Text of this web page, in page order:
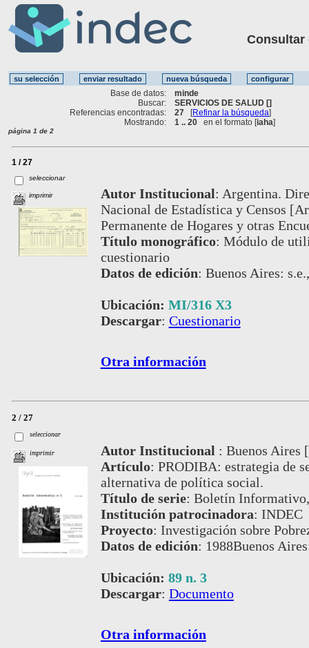
Consultar
Base de datos:
minde
Buscar:
SERVICIOS DE SALUD []
Referencias encontradas:
27 [Refinar la búsqueda]
Mostrando:
1 .. 20 en el formato [iaha]
página 1 de 2
1 / 27
seleccionar
imprimir Autor Institucional: Argentina.
Nacional de Estadística y Censos
Permanente de Hogares y otras
Título monográfico: Módulo de
cuestionario
Datos de edición: Buenos Aires:
Ubicación: MI/316 X3
Descargar: Cuestionario
Otra información
2 / 27
seleccionar
imprimir Autor Institucional : Buenos Aires
Artículo: PRODIBA: estrategia de
alternativa de política social.
Título de serie: Boletín
Institución patrocinadora: INDEC
Proyecto: Investigación sobre
Datos de edición: 1988Buenos
Ubicación: 89 n. 3
Descargar: Documento
Otra información